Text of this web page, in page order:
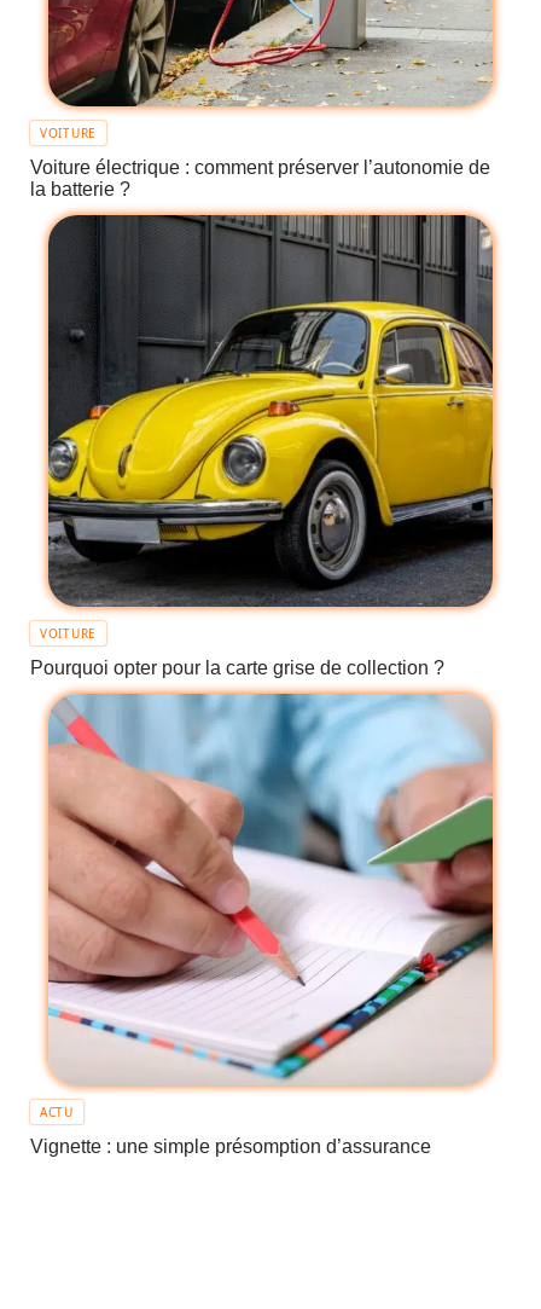
VOITURE
Voiture électrique : comment préserver l’autonomie de
la batterie ?
VOITURE
Pourquoi opter pour la carte grise de collection ?
ACTU
Vignette : une simple présomption d’assurance